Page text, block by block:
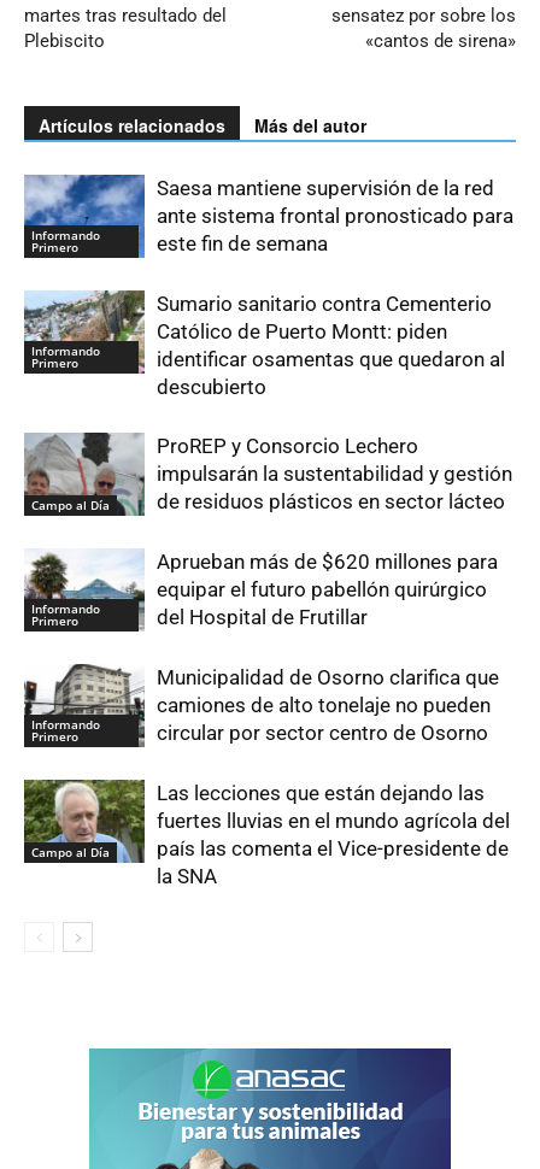
martes tras resultado del
Plebiscito
sensatez por sobre los
«cantos de sirena»
Artículos relacionados Más del autor
Informando
Primero
Saesa mantiene supervisión de la red
ante sistema frontal pronosticado para
este fin de semana
Informando
Primero
Sumario sanitario contra Cementerio
Católico de Puerto Montt: piden
identificar osamentas que quedaron al
descubierto
Campo al Día
ProREP y Consorcio Lechero
impulsarán la sustentabilidad y gestión
de residuos plásticos en sector lácteo
Informando
Primero
Aprueban más de $620 millones para
equipar el futuro pabellón quirúrgico
del Hospital de Frutillar
Informando
Primero
Municipalidad de Osorno clarifica que
camiones de alto tonelaje no pueden
circular por sector centro de Osorno
Campo al Día
Las lecciones que están dejando las
fuertes lluvias en el mundo agrícola del
país las comenta el Vice-presidente de
la SNA